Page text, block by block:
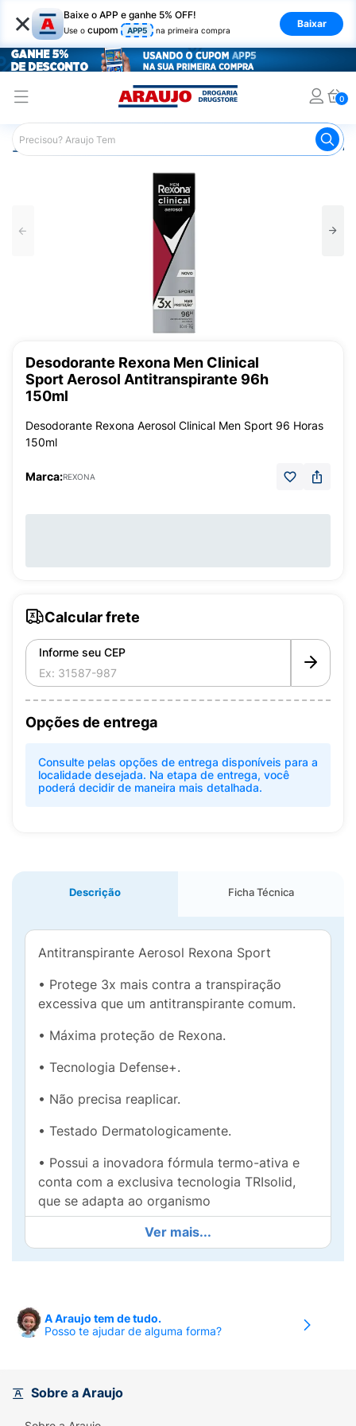
× Baixe o APP e ganhe 5% OFF!
Use o cupom APP5 na primeira compra
Baixar
0
Araujo Higiene Pessoal Desodorante
Desodorante Rexona Men Clinical
Sport Aerosol Antitranspirante 96h
150ml
Desodorante Rexona Aerosol Clinical Men Sport 96 Horas
150ml
Marca:REXONA
Calcular frete
Informe seu CEP
Opções de entrega
Consulte pelas opções de entrega disponíveis para a
localidade desejada. Na etapa de entrega, você
poderá decidir de maneira mais detalhada.
Descrição Ficha Técnica
Antitranspirante Aerosol Rexona Sport
• Protege 3x mais contra a transpiração
excessiva que um antitranspirante comum.
• Máxima proteção de Rexona.
• Tecnologia Defense+.
• Não precisa reaplicar.
• Testado Dermatologicamente.
• Possui a inovadora fórmula termo-ativa e
conta com a exclusiva tecnologia TRIsolid,
que se adapta ao organismo
A missão de Rexona é entender cada vez
mais sobre a transpiração. O que aprendemos
sempre os melhores produtos. Toda a linha de
desodorantes antitranspirantes Rexona foi
desafios do dia a dia. Não importa se você
está escalando uma montanha, correndo para
Ver mais...
A Araujo tem de tudo.
Posso te ajudar de alguma forma?
Sobre a Araujo